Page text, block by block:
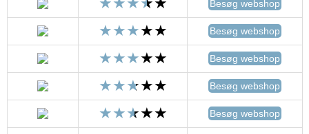
Besøg webshop
Besøg webshop
Besøg webshop
Besøg webshop
Besøg webshop